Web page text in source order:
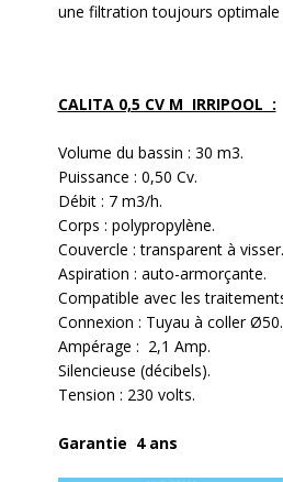
une filtration toujours optimale
CALITA 0,5 CV M IRRIPOOL :
Volume du bassin : 30 m3.
Puissance : 0,50 Cv.
Débit : 7 m3/h.
Corps : polypropylène.
Couvercle : transparent à visser.
Aspiration : auto-armorçante.
Compatible avec les
Connexion : Tuyau à collerØ50.
Ampérage : 2,1 Amp.
Silencieuse (décibels).
Tension : 230 volts.
Garantie 4 ans